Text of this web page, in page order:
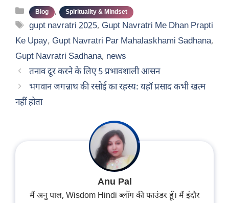
Categories
Blog , Spirituality & Mindset
Tags
gupt navratri 2025, Gupt Navratri Me Dhan Prapti
Ke Upay, Gupt Navratri Par Mahalaskhami Sadhana,
Gupt Navratri Sadhana, news
तनाव दूर करने के लिए 5 प्रभावशाली आसन
भगवान जगन्नाथ की रसोई का रहस्य: यहाँ प्रसाद कभी खत्म
नहीं होता
Anu Pal
मैं अनु पाल, Wisdom Hindi ब्लॉग की फाउंडर हूँ। मैं इंदौर